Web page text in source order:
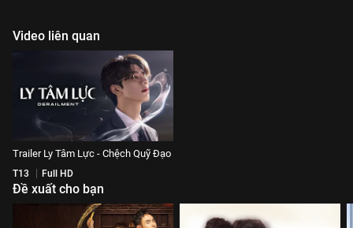
Video liên quan
Trailer Ly Tâm Lực - Chệch Quỹ Đạo
T13 Full HD
Đề xuất cho bạn